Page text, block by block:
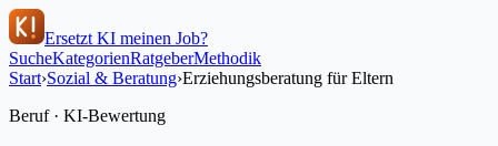
Ersetzt KI meinen Job?
SucheKategorienRatgeberMethodik
Start›Sozial & Beratung›Erziehungsberatung für Eltern
Beruf · KI-Bewertung